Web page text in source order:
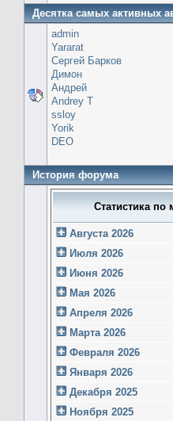
Десятка самых активных
admin
Yararat
Сергей Барков
Димон
Андрей
Andrey T
ssloy
Yorik
DEO
История форума
Статистика по
Августа 2026
Июля 2026
Июня 2026
Мая 2026
Апреля 2026
Марта 2026
Февраля 2026
Января 2026
Декабря 2025
Ноября 2025